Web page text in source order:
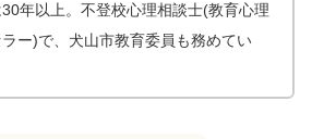
年以上。不登校心理相談士(教育心理
ー)で、 犬山市教育委員も務めてい